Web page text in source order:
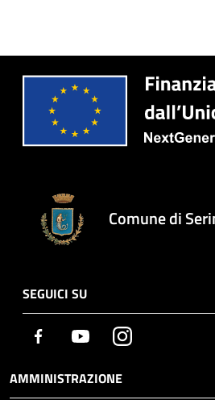
Comune di
SEGUICI SU
Facebook YoutubeInstagram
AMMINISTRAZIONE